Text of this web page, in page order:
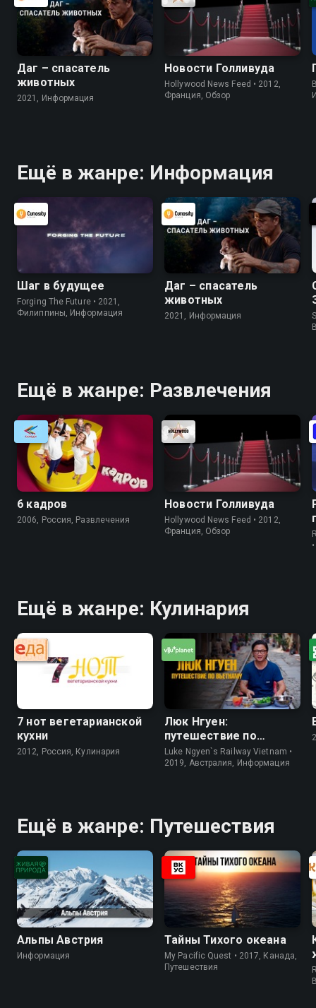
Даг – спасатель
животных
2021, Информация
Новости Голливуда
Hollywood News Feed • 2012,
Франция, Обзор
Ещё в жанре: Информация
Шаг в будущее
Forging The Future • 2021,
Филиппины, Информация
Даг – спасатель
животных
2021, Информация
Ещё в жанре: Развлечения
6 кадров
2006, Россия, Развлечения
Новости Голливуда
Hollywood News Feed • 2012,
Франция, Обзор
Ещё в жанре: Кулинария
7 нот вегетарианской
кухни
2012, Россия, Кулинария
Люк Нгуен:
путешествие по
Вьетнаму
Luke Ngyen`s Railway Vietnam •
2019, Австралия, Информация
Ещё в жанре: Путешествия
Альпы Австрия
Информация
Тайны Тихого океана
My Pacific Quest • 2017, Канада,
Путешествия